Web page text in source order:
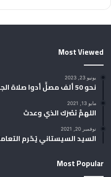
Most Viewed
يونيو 23, 2023
نحو 50 ألف مصلٍّ أدوا صلاة الجمعة في الأقصى
مايو 13, 2021
اللهمَّ نَصْرَك الذي وعدتَ
نوفمبر 20, 2021
السيد السيستاني يُحّرم
Most Popular